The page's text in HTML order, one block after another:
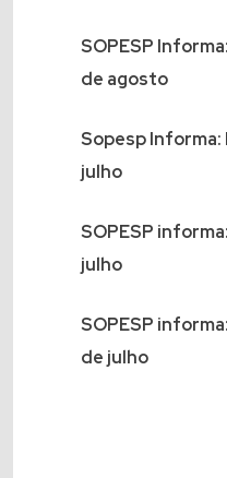
SOPESP
de agosto
Sopesp
julho
SOPESP
julho
SOPESP
de julho